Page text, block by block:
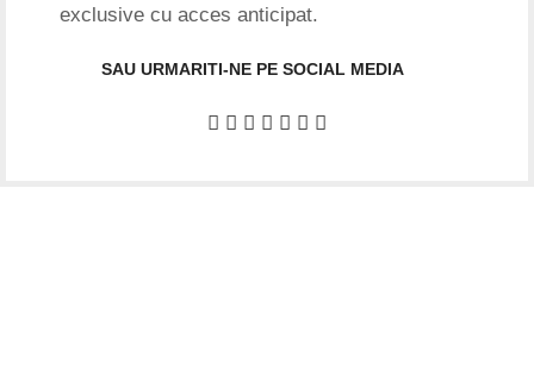
exclusive cu acces anticipat.
SAU URMARITI-NE PE SOCIAL MEDIA